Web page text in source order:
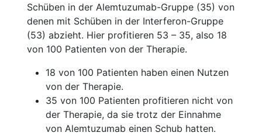
Schüben in der Alemtuzumab-Gruppe (35) von
denen mit Schüben in der Interferon-Gruppe
(53) abzieht. Hier profitieren 53 – 35, also 18
von 100 Patienten von der Therapie.
18 von 100 Patienten haben einen Nutzen
von der Therapie.
35 von 100 Patienten profitieren nicht von
der Therapie, da sie trotz der Einnahme
von Alemtuzumab einen Schub hatten.